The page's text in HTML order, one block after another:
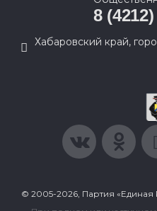
8
Хабаровский край,
© 2005-2026, Партия